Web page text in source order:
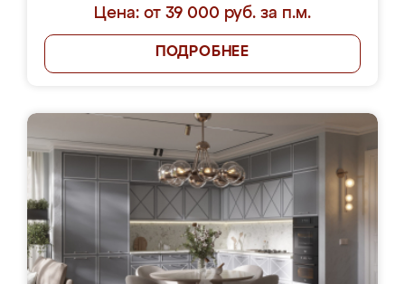
Цена: от 39 000 руб. за п.м.
ПОДРОБНЕЕ